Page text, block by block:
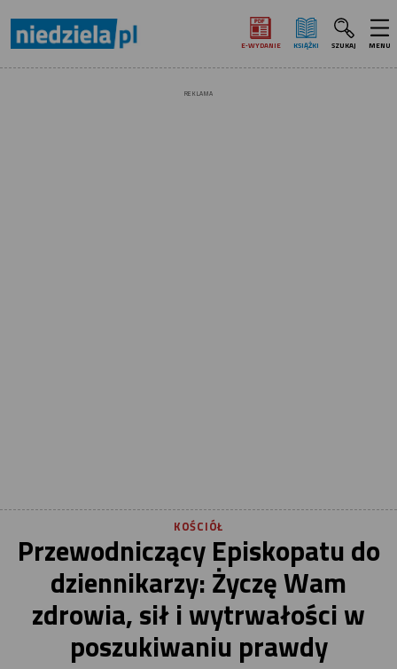
E‑WYDANIE KSIĄŻKI SZUKAJ MENU
REKLAMA
KOŚCIÓŁ
Przewodniczący Episkopatu do
dziennikarzy: Życzę Wam
zdrowia, sił i wytrwałości w
poszukiwaniu prawdy